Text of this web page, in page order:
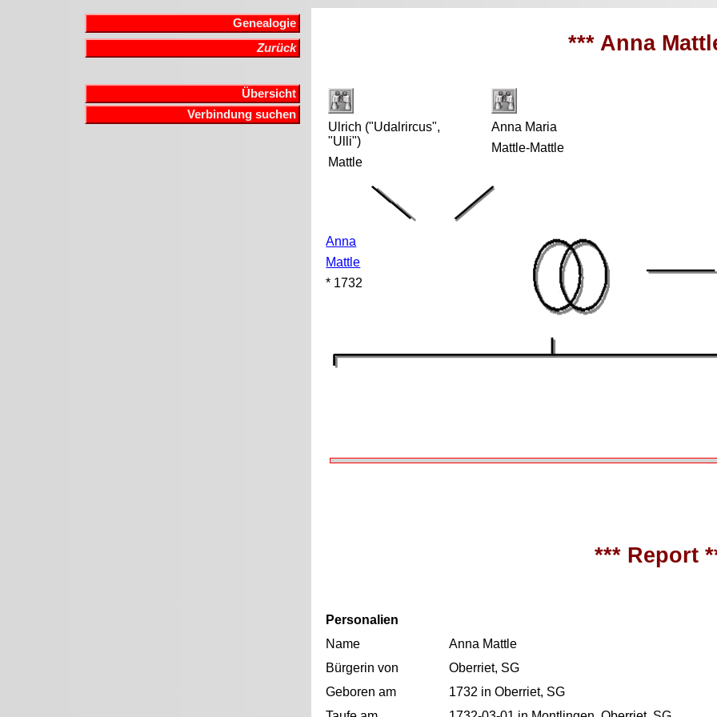
Genealogie
Zurück
Übersicht
Verbindung suchen
*** Anna
Ulrich ("Udalrircus",
"Ulli")
Mattle
Anna Maria
Mattle-Mattle
Anna
Mattle
* 1732
*** Report
Personalien
Name
Anna Mattle
Bürgerin von
Oberriet, SG
Geboren am
1732 in Oberriet, SG